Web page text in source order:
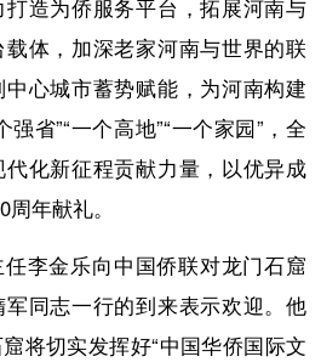
造为侨服务平台，拓展河南与
体，加深老家河南与世界的联
心城市蓄势赋能，为河南构建
省”“一个高地”“一个家园”，全
化新征程贡献力量，以优异成
年献礼。
李金乐向中国侨联对龙门石窟
同志一行的到来表示欢迎。他
将切实发挥好“中国华侨国际文